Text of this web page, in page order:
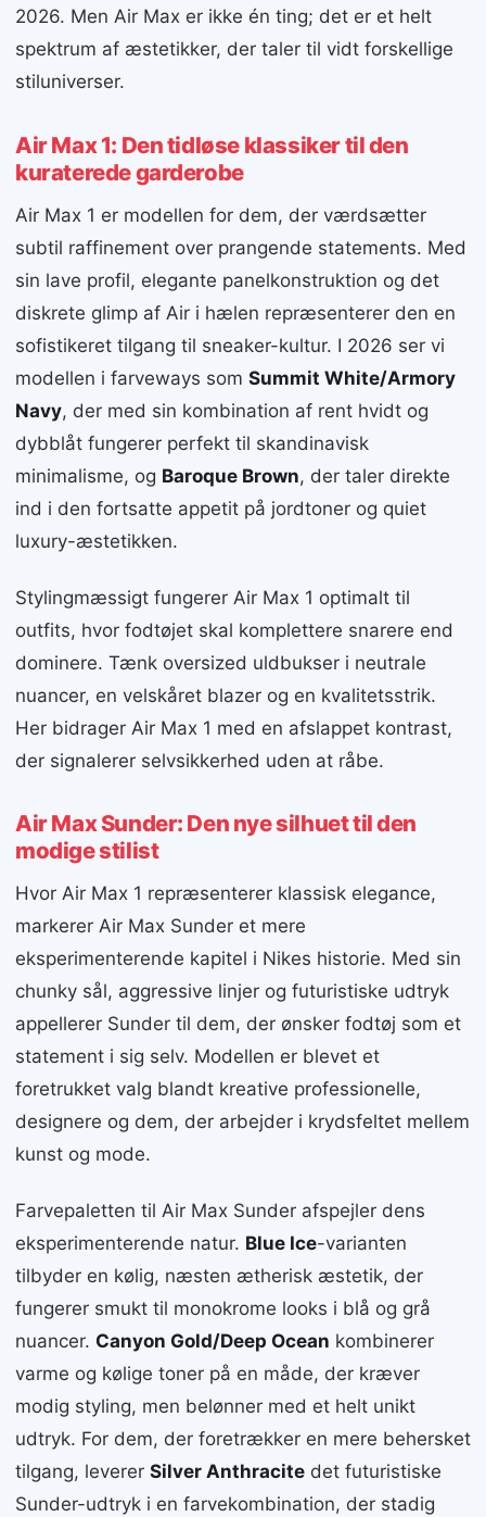
2026. Men Air Max er ikke én ting; det er et helt
spektrum af æstetikker, der taler til vidt forskellige
stiluniverser.
Air Max 1: Den tidløse klassiker til den
kuraterede garderobe
Air Max 1 er modellen for dem, der værdsætter
subtil raffinement over prangende statements. Med
sin lave profil, elegante panelkonstruktion og det
diskrete glimp af Air i hælen repræsenterer den en
sofistikeret tilgang til sneaker-kultur. I 2026 ser vi
modellen i farveways som Summit White/Armory
Navy, der med sin kombination af rent hvidt og
dybblåt fungerer perfekt til skandinavisk
minimalisme, og Baroque Brown, der taler direkte
ind i den fortsatte appetit på jordtoner og quiet
luxury-æstetikken.
Stylingmæssigt fungerer Air Max 1 optimalt til
outfits, hvor fodtøjet skal komplettere snarere end
dominere. Tænk oversized uldbukser i neutrale
nuancer, en velskåret blazer og en kvalitetsstrik.
Her bidrager Air Max 1 med en afslappet kontrast,
der signalerer selvsikkerhed uden at råbe.
Air Max Sunder: Den nye silhuet til den
modige stilist
Hvor Air Max 1 repræsenterer klassisk elegance,
markerer Air Max Sunder et mere
eksperimenterende kapitel i Nikes historie. Med sin
chunky sål, aggressive linjer og futuristiske udtryk
appellerer Sunder til dem, der ønsker fodtøj som et
statement i sig selv. Modellen er blevet et
foretrukket valg blandt kreative professionelle,
designere og dem, der arbejder i krydsfeltet mellem
kunst og mode.
Farvepaletten til Air Max Sunder afspejler dens
eksperimenterende natur. Blue Ice-varianten
tilbyder en kølig, næsten ætherisk æstetik, der
fungerer smukt til monokrome looks i blå og grå
nuancer. Canyon Gold/Deep Ocean kombinerer
varme og kølige toner på en måde, der kræver
modig styling, men belønner med et helt unikt
udtryk. For dem, der foretrækker en mere behersket
tilgang, leverer Silver Anthracite det futuristiske
Sunder-udtryk i en farvekombination, der stadig